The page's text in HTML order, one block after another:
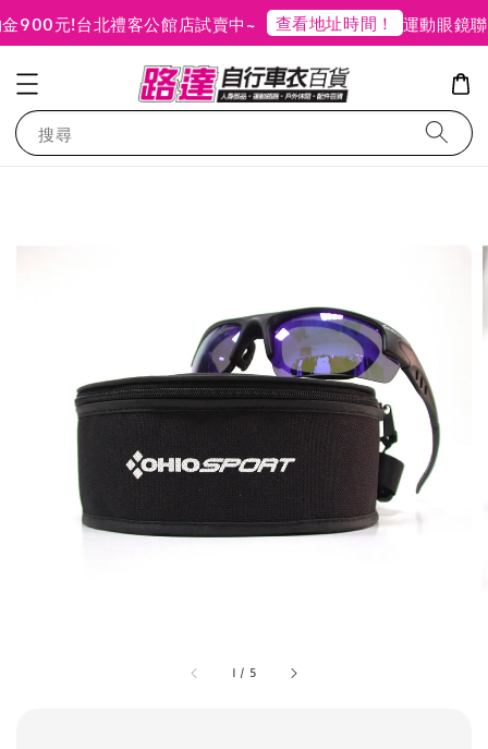
900元!台北禮客公館店試賣中~ 查看地址時間！ 運動眼鏡聯
搜尋
1 / 5